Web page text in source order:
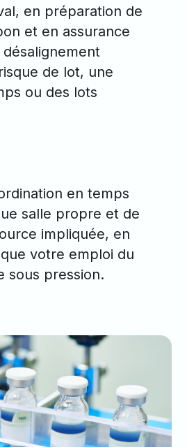
en préparation de
et en assurance
de lot, une
ou des lots
en temps
salle propre et de
impliquée, en
votre emploi du
sous pression.